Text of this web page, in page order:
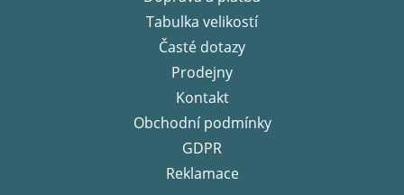
Tabulka velikostí
Časté dotazy
Prodejny
Kontakt
Obchodní podmínky
GDPR
Reklamace